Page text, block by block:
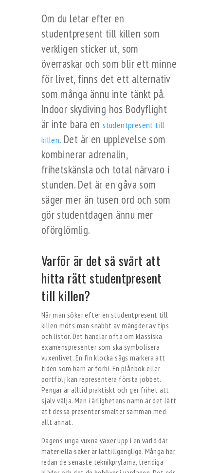
Om du letar efter en
studentpresent till killen som
verkligen sticker ut, som
överraskar och som blir ett minne
för livet, finns det ett alternativ
som många ännu inte tänkt på.
Indoor skydiving hos Bodyflight
är inte bara enstudentpresent till
killen. Det är en upplevelse som
kombinerar adrenalin,
frihetskänsla och total närvaro i
stunden. Det är en gåva som
säger mer än tusen ord och som
gör studentdagen ännu mer
oförglömlig.
Varför är det så svårt att
hitta rätt studentpresent
till killen?
När man söker efter en studentpresent till
killen möts man snabbt av mängder av tips
och listor. Det handlar ofta om klassiska
examenspresenter som ska symbolisera
vuxenlivet. En fin klocka sägs markera att
tiden som barn är förbi. En plånbok eller
portfölj kan representera första jobbet.
Pengar är alltid praktiskt och ger frihet att
själv välja. Men i ärlighetens namn är det lätt
att dessa presenter smälter samman med
allt annat.
Dagens unga vuxna växer upp i en värld där
materiella saker är lättillgängliga. Många har
redan de senaste teknikprylarna, trendiga